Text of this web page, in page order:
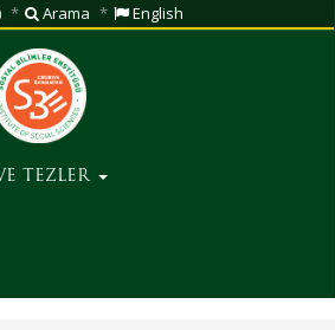
Arama English
TEZLER